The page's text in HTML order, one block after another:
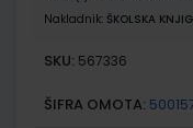
Nakladnik: ŠKOLSKA
SKU: 567336
ŠIFRA OMOTA: